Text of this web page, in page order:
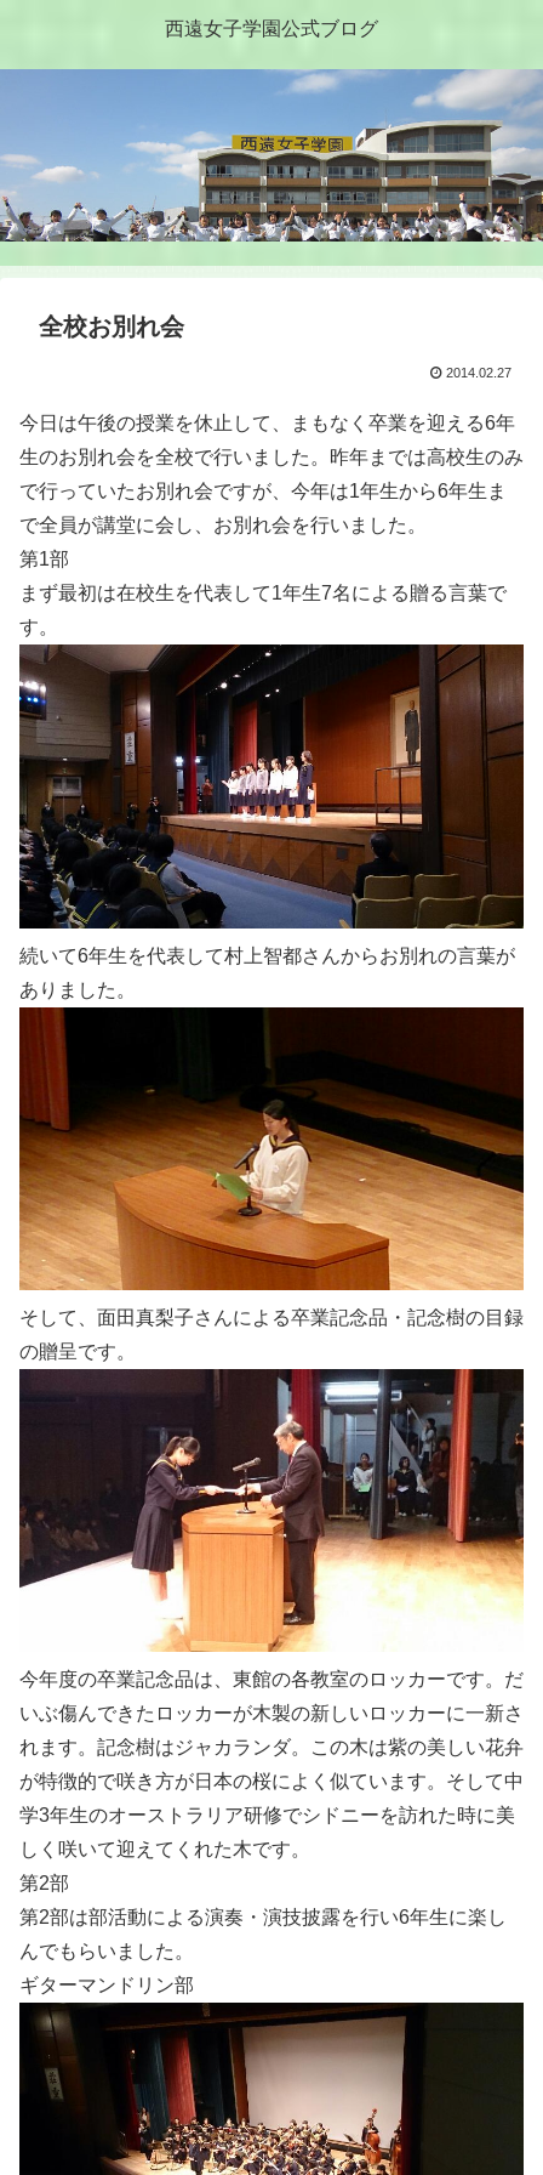
西遠女子学園公式ブログ
全校お別れ会
2014.02.27
今日は午後の授業を休止して、まもなく卒業を迎える6年
生のお別れ会を全校で行いました。昨年までは高校生のみ
で行っていたお別れ会ですが、今年は1年生から6年生ま
で全員が講堂に会し、お別れ会を行いました。
第1部
まず最初は在校生を代表して1年生7名による贈る言葉で
す。
続いて6年生を代表して村上智都さんからお別れの言葉が
ありました。
そして、面田真梨子さんによる卒業記念品・記念樹の目録
の贈呈です。
今年度の卒業記念品は、東館の各教室のロッカーです。だ
いぶ傷んできたロッカーが木製の新しいロッカーに一新さ
れます。記念樹はジャカランダ。この木は紫の美しい花弁
が特徴的で咲き方が日本の桜によく似ています。そして中
学3年生のオーストラリア研修でシドニーを訪れた時に美
しく咲いて迎えてくれた木です。
第2部
第2部は部活動による演奏・演技披露を行い6年生に楽し
んでもらいました。
ギターマンドリン部